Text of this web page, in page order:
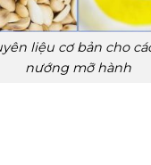
liệu cơ bản cho
nướng mỡ hành